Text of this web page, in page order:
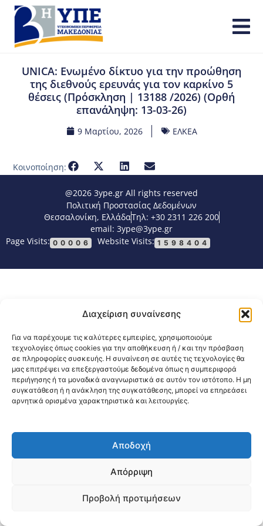
Διαχείριση συναίνεσης
Για να παρέχουμε τις καλύτερες εμπειρίες, χρησιμοποιούμε
τεχνολογίες όπως cookies για την αποθήκευση ή / και την πρόσβαση
σε πληροφορίες συσκευής. Η συναίνεση σε αυτές τις τεχνολογίες θα
μας επιτρέψει να επεξεργαστούμε δεδομένα όπως η συμπεριφορά
περιήγησης ή τα μοναδικά αναγνωριστικά σε αυτόν τον ιστότοπο. Η μη
συγκατάθεση ή η ανάκληση της συγκατάθεσης, μπορεί να επηρεάσει
αρνητικά ορισμένα χαρακτηριστικά και λειτουργίες.
Αποδοχή
Απόρριψη
Προβολή προτιμήσεων
UNICA: Ενωμένο δίκτυο για την προώθηση
της διεθνούς ερευνάς για τον καρκίνο 5
θέσεις (Πρόσκληση | 13188 /2026) (Ορθή
επανάληψη: 13-03-26)
9 Μαρτίου, 2026 ΕΛΚΕΑ
Κοινοποίηση:
@2026 3ype.gr All rights reserved
Πολιτική Προστασίας Δεδομένων
Θεσσαλονίκη, ΕλλάδαΤηλ: +30 2311 226 200
email: 3ype@3ype.gr
Page Visits: 00006 Website Visits: 1598404